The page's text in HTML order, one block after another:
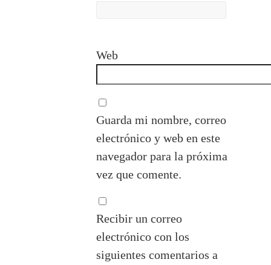
Web
Guarda mi nombre, correo
electrónico y web en este
navegador para la próxima
vez que comente.
Recibir un correo
electrónico con los
siguientes comentarios a